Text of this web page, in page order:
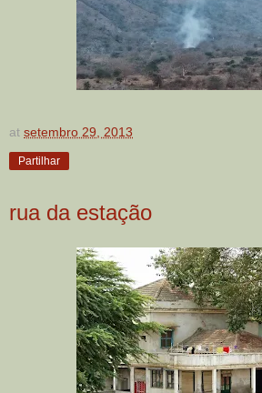
at setembro 29, 2013
Partilhar
rua da estação